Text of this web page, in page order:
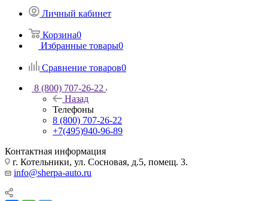
Личный кабинет
Корзина0
Избранные товары0
Сравнение товаров0
8 (800) 707-26-22
Назад
Телефоны
8 (800) 707-26-22
+7(495)940-96-89
Контактная информация
г. Котельники, ул. Сосновая, д.5, помещ. 3.
info@sherpa-auto.ru